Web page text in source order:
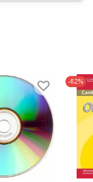
-62%